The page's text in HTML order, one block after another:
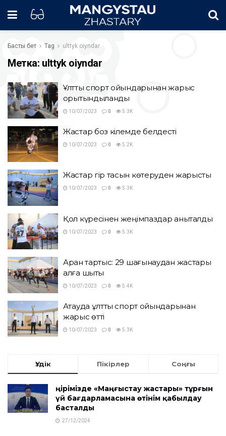
Басты бет Tag ulttyk oiyndar
Метка: ulttyk oiyndar
Ұлттық спорт ойындарынан жарыс
қорытындыланды
10/07/2023 0 5.3K
Жастар боз кілемде белдесті
10/07/2023 0 5.2K
Жастар гір тасын көтеруден жарысты
10/07/2023 0 5.3K
Қол күресінен жеңімпаздар анықталды
10/07/2023 0 5.3K
Арқан тартыс: 29 шағынаудан жастары
алға шықты
10/07/2023 0 5.4K
Ақтауда ұлттық спорт ойындарынан
жарыс өтті
10/07/2023 0 5.3K
Үздік Пікірлер Соңғы
Өңірімізде «Маңғыстау жастары» тұрғын
үй бағдарламасына өтінім қабылдау
басталды
27/12/2024